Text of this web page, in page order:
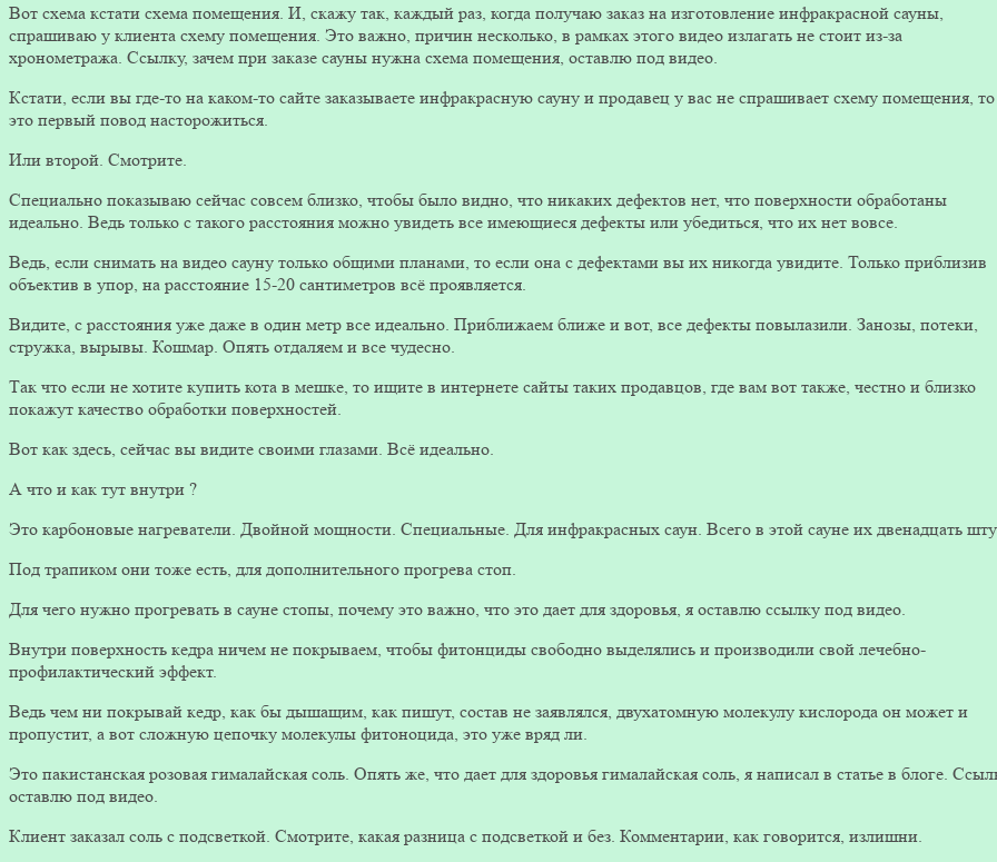
Вот схема кстати схема помещения. И, скажу так, каждый раз, когда получаю заказ на изготовление инфракрасной сауны,
спрашиваю у клиента схему помещения. Это важно, причин несколько, в рамках этого видео излагать не стоит из-за
хронометража. Ссылку, зачем при заказе сауны нужна схема помещения, оставлю под видео.
Кстати, если вы где-то на каком-то сайте заказываете инфракрасную сауну и продавец у вас не спрашивает схему помещения, то
это первый повод насторожиться.
Или второй. Смотрите.
Специально показываю сейчас совсем близко, чтобы было видно, что никаких дефектов нет, что поверхности обработаны
идеально. Ведь только с такого расстояния можно увидеть все имеющиеся дефекты или убедиться, что их нет вовсе.
Ведь, если снимать на видео сауну только общими планами, то если она с дефектами вы их никогда увидите. Только приблизив
объектив в упор, на расстояние 15-20 сантиметров всё проявляется.
Видите, с расстояния уже даже в один метр все идеально. Приближаем ближе и вот, все дефекты повылазили. Занозы, потеки,
стружка, вырывы. Кошмар. Опять отдаляем и все чудесно.
Так что если не хотите купить кота в мешке, то ищите в интернете сайты таких продавцов, где вам вот также, честно и близко
покажут качество обработки поверхностей.
Вот как здесь, сейчас вы видите своими глазами. Всё идеально.
А что и как тут внутри ?
Это карбоновые нагреватели. Двойной мощности. Специальные. Для инфракрасных саун. Всего в этой сауне их двенадцать
Под трапиком они тоже есть, для дополнительного прогрева стоп.
Для чего нужно прогревать в сауне стопы, почему это важно, что это дает для здоровья, я оставлю ссылку под видео.
Внутри поверхность кедра ничем не покрываем, чтобы фитонциды свободно выделялись и производили свой лечебно-
профилактический эффект.
Ведь чем ни покрывай кедр, как бы дышащим, как пишут, состав не заявлялся, двухатомную молекулу кислорода он может и
пропустит, а вот сложную цепочку молекулы фитоноцида, это уже вряд ли.
Это пакистанская розовая гималайская соль. Опять же, что дает для здоровья гималайская соль, я написал в статье в блоге.
оставлю под видео.
Клиент заказал соль с подсветкой. Смотрите, какая разница с подсветкой и без. Комментарии, как говорится, излишни.